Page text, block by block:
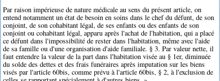
Par raison impérieuse de nature médicale au sens du présent article, on
entend notamment un état de besoin en soins dans le chef du défunt, de son
conjoint, de son cohabitant légal, de ses enfants ou des enfants de son
conjoint ou cohabitant légal, apparu après l'achat de l'habitation, qui a placé
ce défunt dans l'impossibilité de rester dans l'habitation, même avec l'aide
de sa famille ou d'une organisation d'aide familiale. § 3. Par valeur nette, il
faut entendre la valeur de la part dans l'habitation visée au § 1er, diminuée
du solde des dettes et des frais funéraires après imputation sur les biens
visés par l'article 60bis, comme prévu à l'article 60bis, § 2, à l'exclusion de